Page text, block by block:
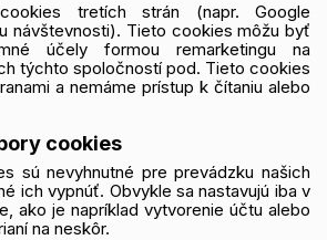
tretích strán (napr. Google
návštevnosti). Tieto cookies môžu byť
účely formou remarketingu na
týchto spoločností pod. Tieto cookies
a nemáme prístup k čítaniu alebo
cookies
sú nevyhnutné pre prevádzku našich
ich vypnúť. Obvykle sa nastavujú iba v
ako je napríklad vytvorenie účtu alebo
na neskôr.